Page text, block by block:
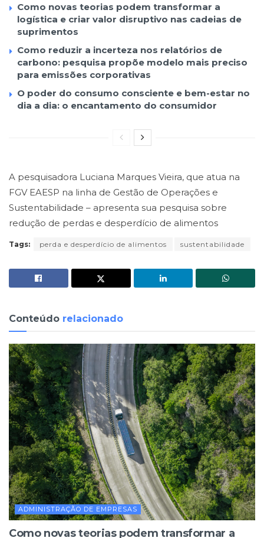
Como novas teorias podem transformar a
logística e criar valor disruptivo nas cadeias de
suprimentos
Como reduzir a incerteza nos relatórios de
carbono: pesquisa propõe modelo mais preciso
para emissões corporativas
O poder do consumo consciente e bem-estar no
dia a dia: o encantamento do consumidor
A pesquisadora Luciana Marques Vieira, que atua na
FGV EAESP na linha de Gestão de Operações e
Sustentabilidade – apresenta sua pesquisa sobre
redução de perdas e desperdício de alimentos
Tags: perda e desperdício de alimentos sustentabilidade
Conteúdo relacionado
ADMINISTRAÇÃO DE EMPRESAS
Como novas teorias podem transformar a